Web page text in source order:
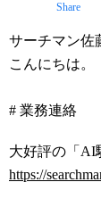
Share
サーチマン佐
こんにちは。
# 業務連絡
大好評の「AI
https://